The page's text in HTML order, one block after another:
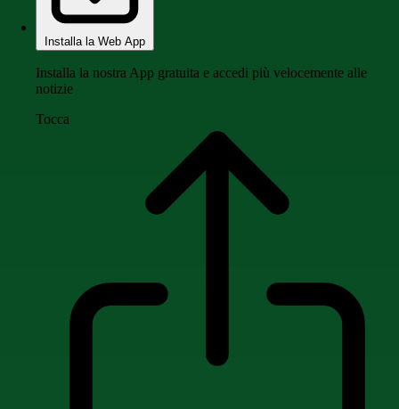
Installa la Web App
Installa la nostra App gratuita e accedi più velocemente alle
notizie
Tocca